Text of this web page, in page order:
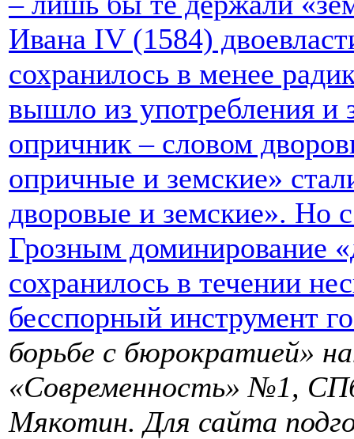
Ивана IV (1584)
сохранилось в менее
вышло из употребления и
опричник – словом
опричные и земские»
дворовые и земские». Но
Грозным доминирование
сохранилось в течении
бесспорный инструмент
борьбе с бюрократией»
«Современность» №1,
Мякотин. Для сайта